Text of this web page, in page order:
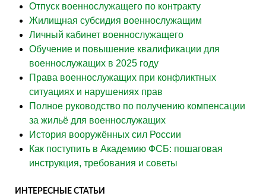
Отпуск военнослужащего по контракту
Жилищная субсидия военнослужащим
Личный кабинет военнослужащего
Обучение и повышение квалификации для
военнослужащих в 2025 году
Права военнослужащих при конфликтных
ситуациях и нарушениях прав
Полное руководство по получению компенсации
за жильё для военнослужащих
История вооружённых сил России
Как поступить в Академию ФСБ: пошаговая
инструкция, требования и советы
ИНТЕРЕСНЫЕ СТАТЬИ